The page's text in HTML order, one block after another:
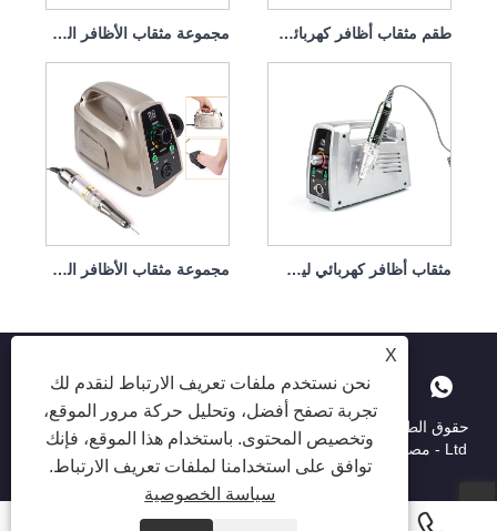
مجموعة مثقاب الأظافر الكهربائية اللازمة 65 وات 35000 دورة في الدقيقة طقم مثقاب أظافر كهربائي لإزالة الغمس 65 وات 35000 دورة في الدقيقة
مجموعة مثقاب الأظافر الكهربائية المحمولة مع محرك قوي 65 وات 35000 دورة في الدقيقة مثقاب أظافر كهربائي ليس من السهل إتلاف قبضة اليد 65 وات 35000 دورة في الدقيقة
X
نحن نستخدم ملفات تعريف الارتباط لنقدم لك
تجربة تصفح أفضل، وتحليل حركة مرور الموقع،
وتخصيص المحتوى. باستخدام هذا الموقع، فإنك
توافق على استخدامنا لملفات تعريف الارتباط.
سياسة الخصوصية
حقوق الطبع والنشر © 2025 Shenzhen Ruina Optoelectronic Co. ،
Ltd - مصباح الأظافر ، حفر الأظافر ، جامع غبار الأظافر - جميع الحقوق
محفوظة.